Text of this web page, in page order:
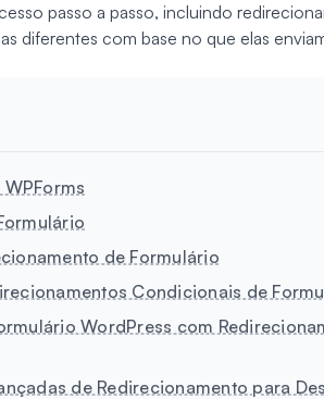
passo a passo, incluindo
diferentes com base no que elas
de Formulário
Condicionais de
WordPress com
de Redirecionamento para